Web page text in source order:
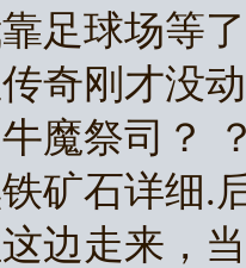
足球场等
奇刚才没
魔祭司？
矿石详细.
边走来，